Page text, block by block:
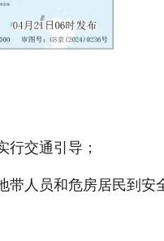
交通引导；
带人员和危房居民到安